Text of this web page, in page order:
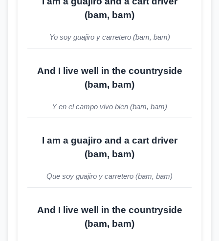
(bam, bam)
Yo soy guajiro y carretero (bam, bam)
And I live well in the countryside
(bam, bam)
Y en el campo vivo bien (bam, bam)
I am a guajiro and a cart driver
(bam, bam)
Que soy guajiro y carretero (bam, bam)
And I live well in the countryside
(bam, bam)